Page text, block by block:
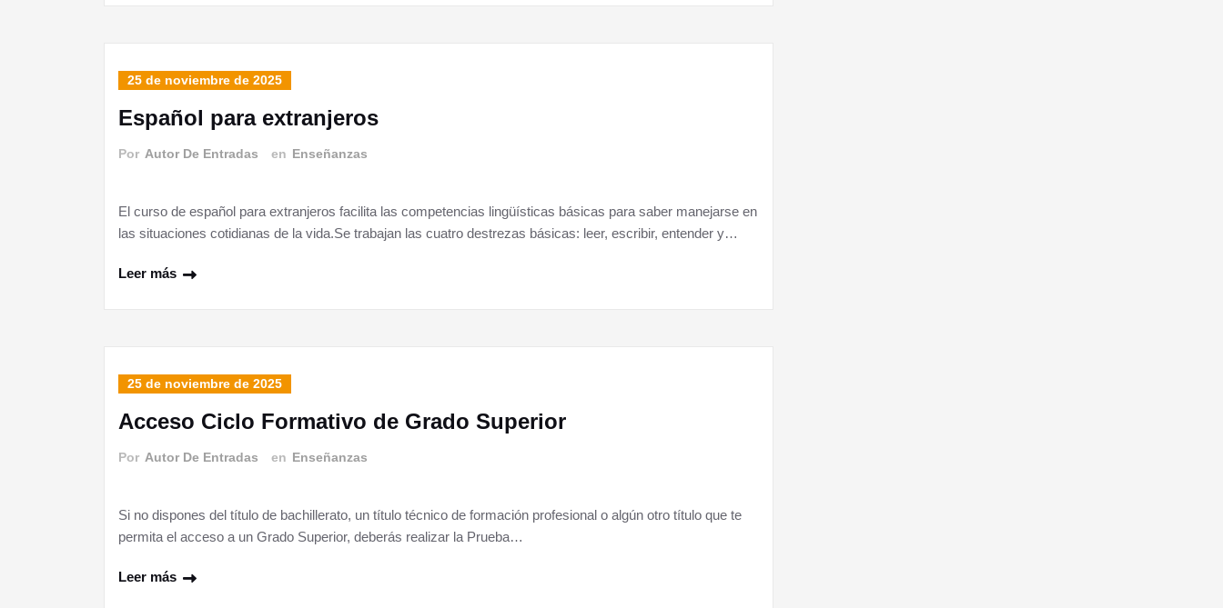
25 de noviembre de 2025
Español para extranjeros
Por Autor De Entradas en Enseñanzas
El curso de español para extranjeros facilita las competencias lingüísticas básicas para saber manejarse en
las situaciones cotidianas de la vida.Se trabajan las cuatro destrezas básicas: leer, escribir, entender y…
Leer más
25 de noviembre de 2025
Acceso Ciclo Formativo de Grado Superior
Por Autor De Entradas en Enseñanzas
Si no dispones del título de bachillerato, un título técnico de formación profesional o algún otro título que te
permita el acceso a un Grado Superior, deberás realizar la Prueba…
Leer más